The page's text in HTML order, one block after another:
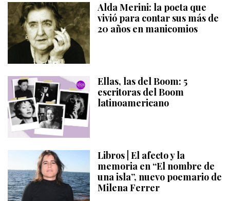
Alda Merini: la poeta que
vivió para contar sus más de
20 años en manicomios
Ellas, las del Boom: 5
escritoras del Boom
latinoamericano
Libros | El afecto y la
memoria en “El nombre de
una isla”, nuevo poemario de
Milena Ferrer